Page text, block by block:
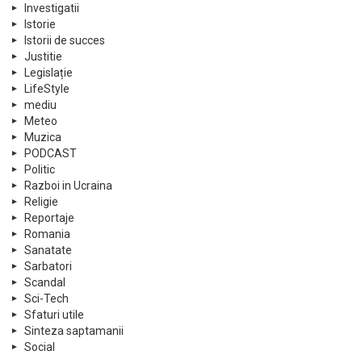
Investigatii
Istorie
Istorii de succes
Justitie
Legislație
LifeStyle
mediu
Meteo
Muzica
PODCAST
Politic
Razboi in Ucraina
Religie
Reportaje
Romania
Sanatate
Sarbatori
Scandal
Sci-Tech
Sfaturi utile
Sinteza saptamanii
Social